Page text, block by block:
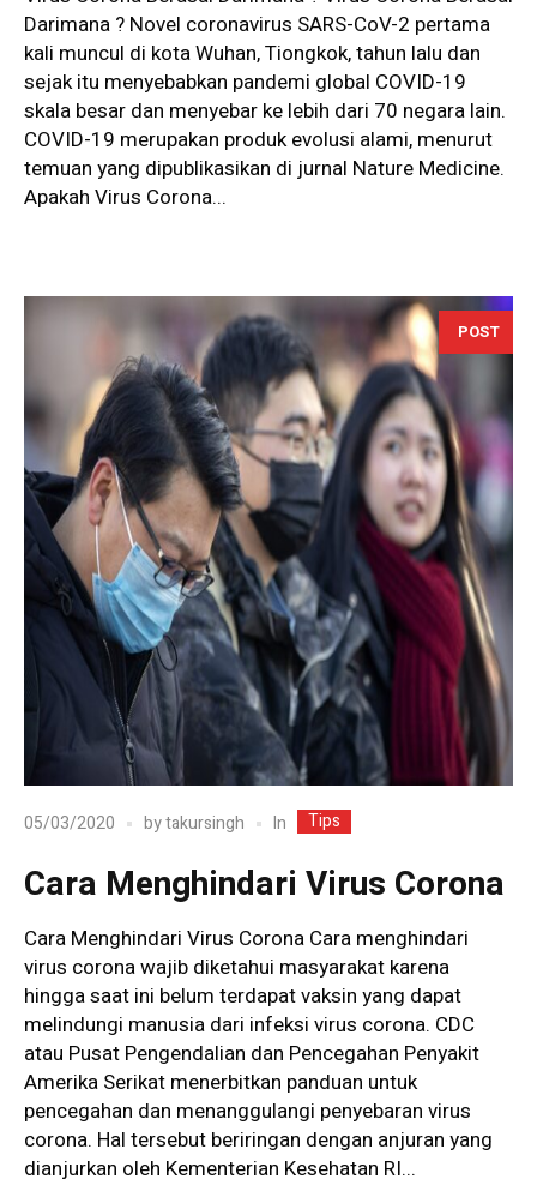
Darimana ? Novel coronavirus SARS-CoV-2 pertama
kali muncul di kota Wuhan, Tiongkok, tahun lalu dan
sejak itu menyebabkan pandemi global COVID-19
skala besar dan menyebar ke lebih dari 70 negara lain.
COVID-19 merupakan produk evolusi alami, menurut
temuan yang dipublikasikan di jurnal Nature Medicine.
Apakah Virus Corona...
POST
05/03/2020 bytakursingh In Tips
Cara Menghindari Virus Corona
Cara Menghindari Virus Corona Cara menghindari
virus corona wajib diketahui masyarakat karena
hingga saat ini belum terdapat vaksin yang dapat
melindungi manusia dari infeksi virus corona. CDC
atau Pusat Pengendalian dan Pencegahan Penyakit
Amerika Serikat menerbitkan panduan untuk
pencegahan dan menanggulangi penyebaran virus
corona. Hal tersebut beriringan dengan anjuran yang
dianjurkan oleh Kementerian Kesehatan RI...